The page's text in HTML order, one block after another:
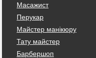
Масажист
Перукар
Майстер манікюру
Тату майстер
Барбершоп